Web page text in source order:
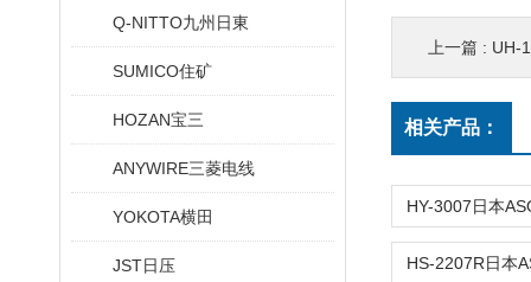
Q-NITTO九州日東
SUMICO住矿
HOZAN宝三
ANYWIRE三菱电线
YOKOTA横田
JST日压
上一篇 : UH-
相关产品：